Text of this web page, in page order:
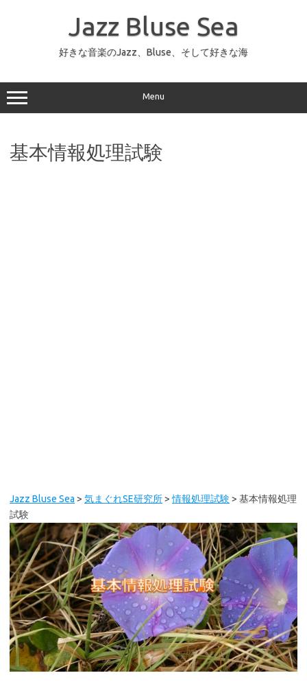
ッ
プ
Jazz Bluse Sea
好きな音楽のJazz、Bluse、そして好きな海
Menu
基本情報処理試験
Jazz Bluse Sea > 気まぐれSE研究所>情報処理試験> 基本情報処理
試験